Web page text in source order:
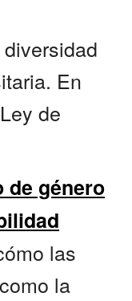
En
de
de género
las
la